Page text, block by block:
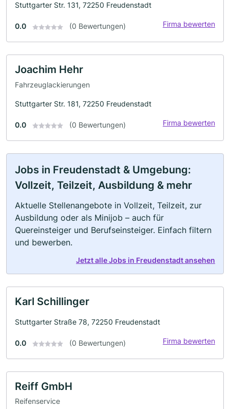
Stuttgarter Str. 131, 72250 Freudenstadt
0.0 (0 Bewertungen) Firma bewerten
Joachim Hehr
Fahrzeuglackierungen
Stuttgarter Str. 181, 72250 Freudenstadt
0.0 (0 Bewertungen) Firma bewerten
Jobs in Freudenstadt & Umgebung:
Vollzeit, Teilzeit, Ausbildung & mehr
Aktuelle Stellenangebote in Vollzeit, Teilzeit, zur
Ausbildung oder als Minijob – auch für
Quereinsteiger und Berufseinsteiger. Einfach filtern
und bewerben.
Jetzt alle Jobs in Freudenstadt ansehen
Karl Schillinger
Stuttgarter Straße 78, 72250 Freudenstadt
0.0 (0 Bewertungen) Firma bewerten
Reiff GmbH
Reifenservice